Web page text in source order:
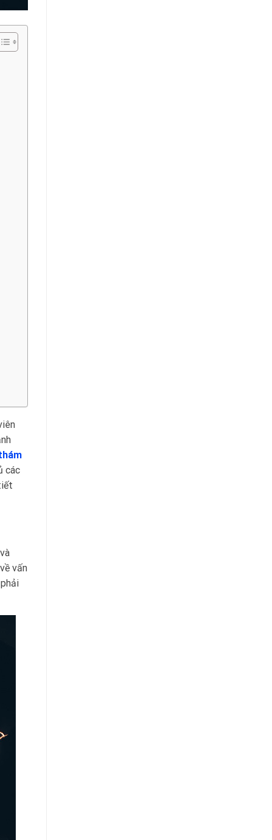
các
vấn